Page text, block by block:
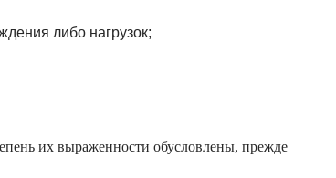
либо нагрузок;
их выраженности обусловлены, прежде